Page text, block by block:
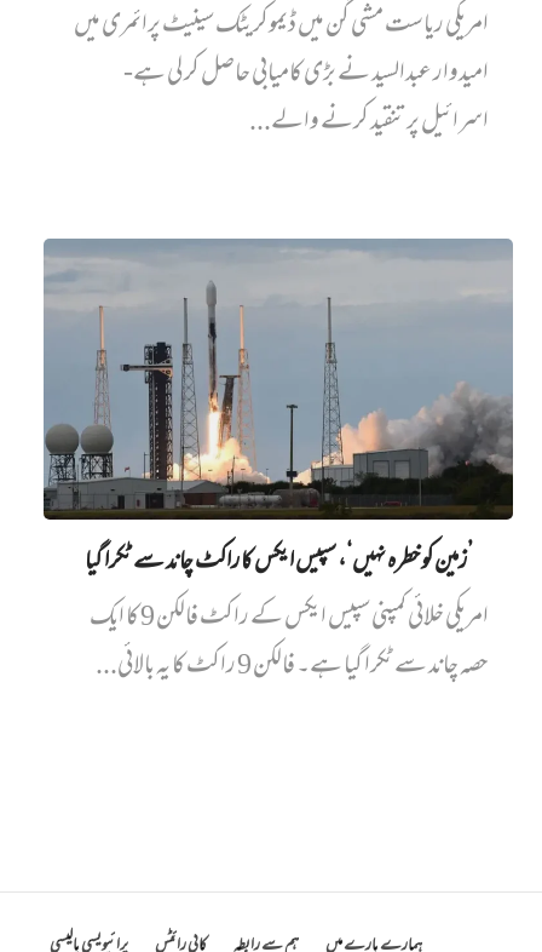
امریکی ریاست مشی گن میں ڈیموکریٹک سینیٹ پرائمری میں‌
امیدوار عبدالسید نے بڑی کامیابی حاصل کر لی ہے-
اسرائیل پر تنقید کرنے والے...
’زمین کو خطرہ نہیں‘، سپیس ایکس کا راکٹ چاند سے ٹکرا گیا
امریکی خلائی کمپنی سپیس ایکس کے راکٹ فالکن 9 کا ایک
حصہ چاند سے ٹکرا گیا ہے۔ فالکن 9 راکٹ کا یہ بالائی...